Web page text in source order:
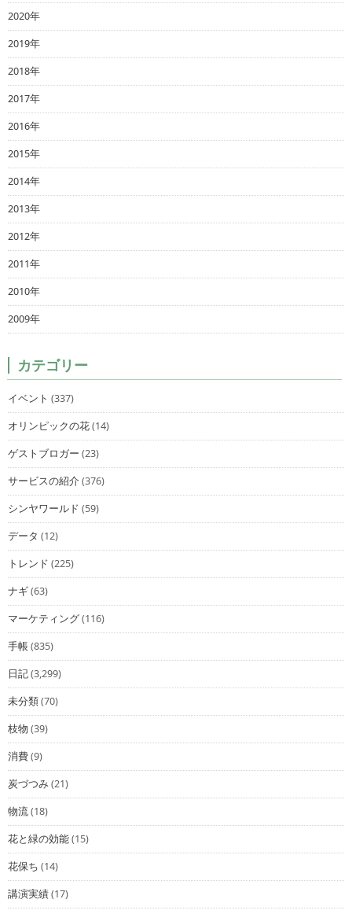
2020年
2019年
2018年
2017年
2016年
2015年
2014年
2013年
2012年
2011年
2010年
2009年
カテゴリー
イベント (337)
オリンピックの花(14)
ゲストブロガー (23)
サービスの紹介(376)
シンヤワールド (59)
データ (12)
トレンド (225)
ナギ(63)
マーケティング(116)
手帳(835)
日記(3,299)
未分類(70)
枝物 (39)
消費(9)
炭づつみ(21)
物流(18)
花と緑の効能(15)
花保ち (14)
講演実績(17)